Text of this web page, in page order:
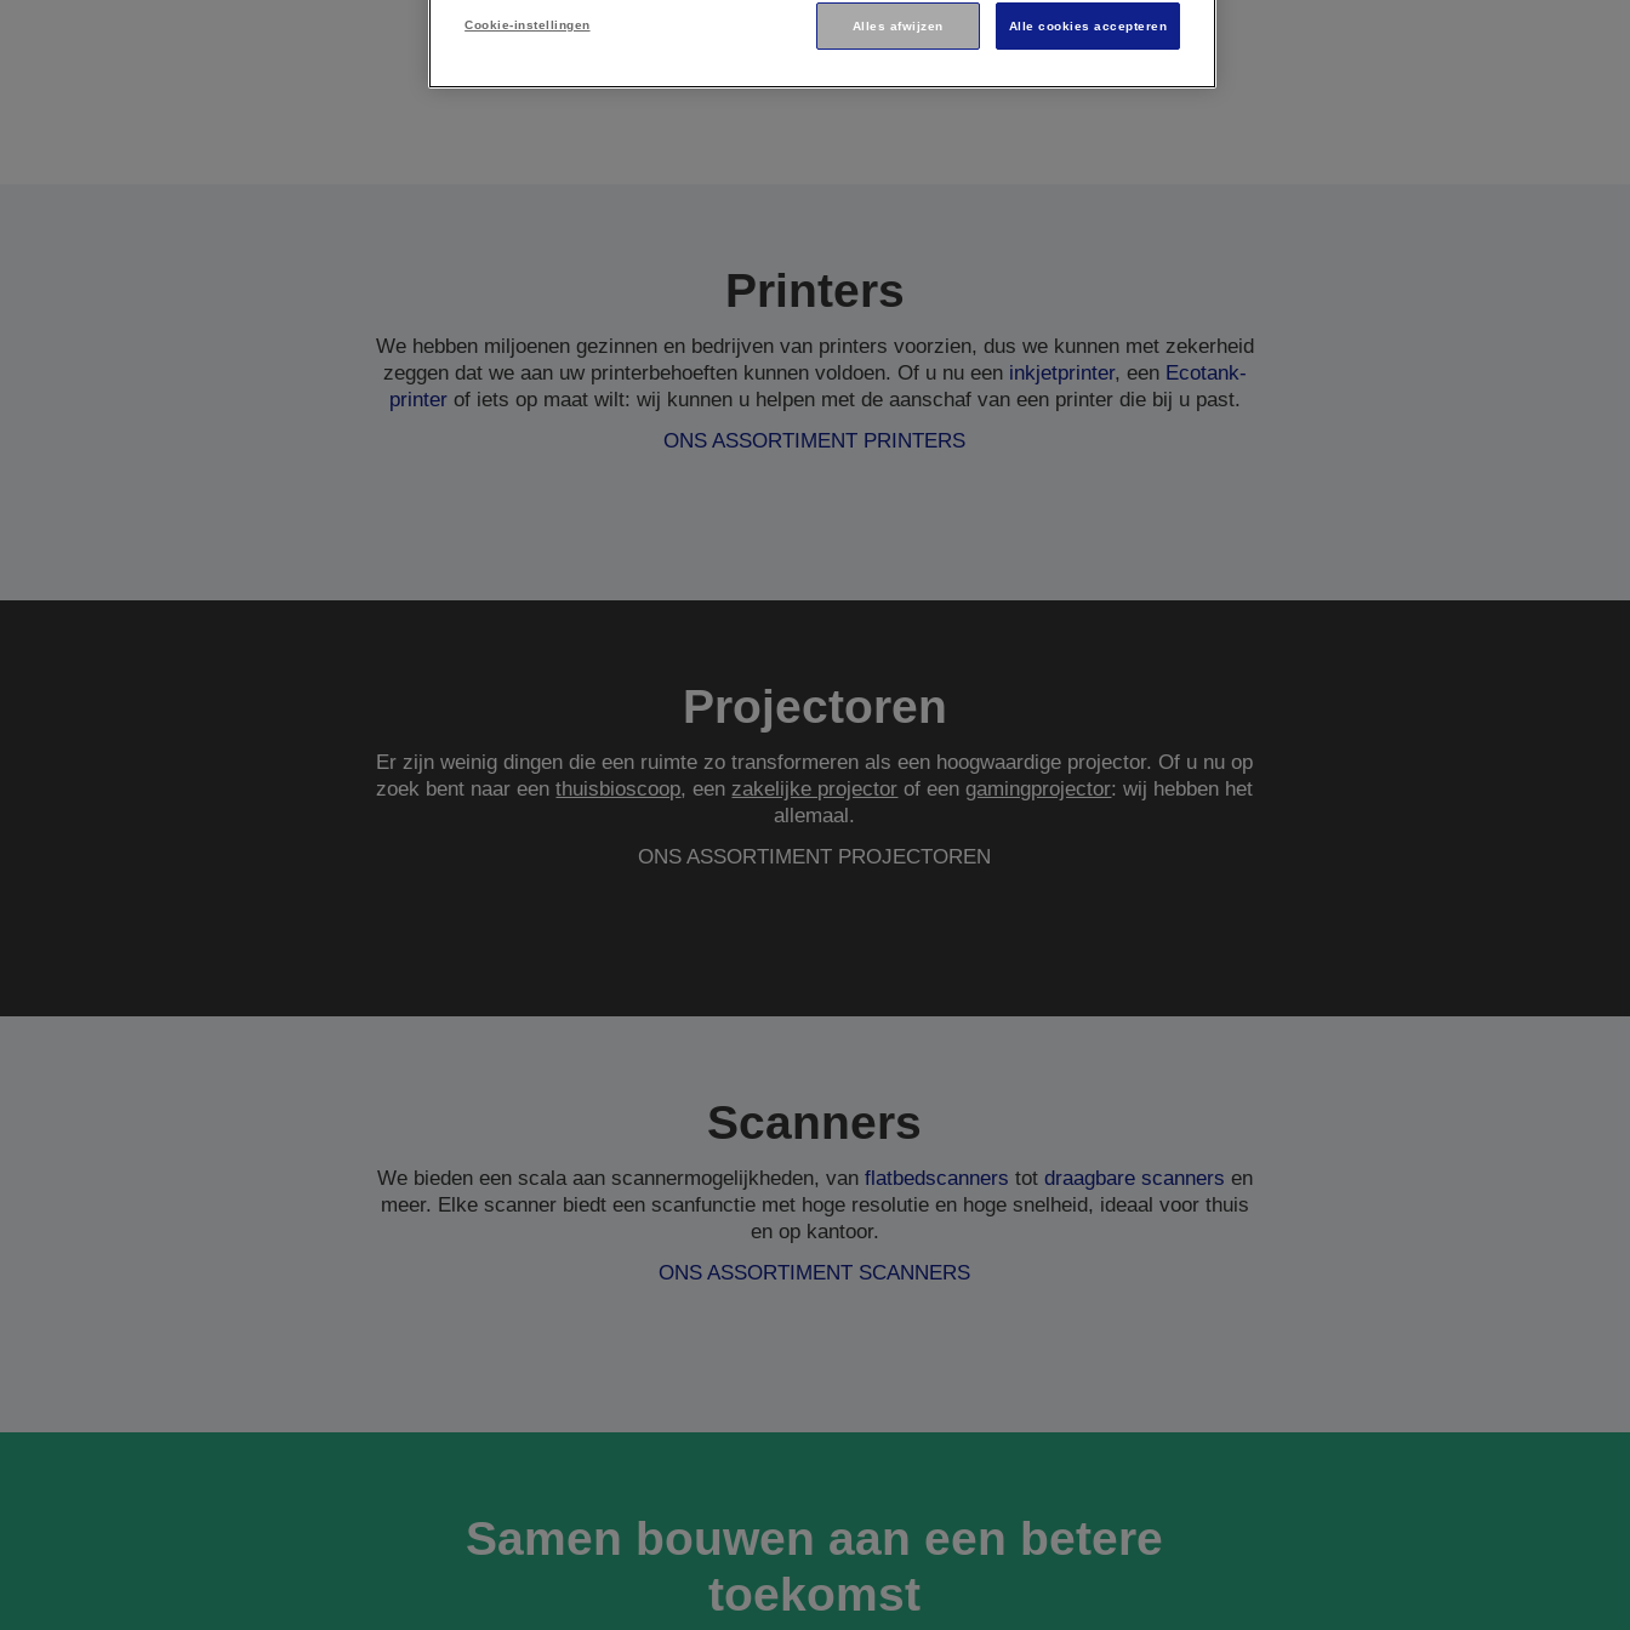
Printers
We hebben miljoenen gezinnen en bedrijven van printers voorzien, dus we kunnen met zekerheid
zeggen dat we aan uw printerbehoeften kunnen voldoen. Of u nu een inkjetprinter, een Ecotank-
printerof iets op maat wilt: wij kunnen u helpen met de aanschaf van een printer die bij u past.
ONS ASSORTIMENT PRINTERS
Projectoren
Er zijn weinig dingen die een ruimte zo transformeren als een hoogwaardige projector. Of u nu op
zoek bent naar eenthuisbioscoop, eenzakelijke projector of eengamingprojector: wij hebben het
allemaal.
ONS ASSORTIMENT PROJECTOREN
Scanners
We bieden een scala aan scannermogelijkheden, van flatbedscanners tot draagbare scanners en
meer. Elke scanner biedt een scanfunctie met hoge resolutie en hoge snelheid, ideaal voor thuis
en op kantoor.
ONS ASSORTIMENT SCANNERS
Samen bouwen aan een betere
toekomst
Alles afwijzen Alle cookies accepteren
Cookie-instellingen